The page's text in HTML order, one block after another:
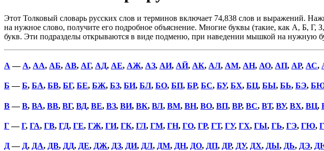
Этот Толковый словарь русских слов и терминов включает 74,838 слов и выражений.
на нужное слово, получите его подробное объяснение. Многие буквы (такие, как А, Б,
букв. Эти подразделы открываются в виде подменю, при наведении мышкой на нужную
А — А, АА, АБ, АВ, АГ, АД, АЕ, АЖ, АЗ, АИ, АЙ, АК, АЛ, АМ, АН, АО, АП, АР, АС,
Б —Б, БА, БВ, БГ, БЕ, БЖ, БЗ, БИ, БЛ, БО, БП, БР, БС, БУ, БХ, БЦ, БЫ, БЬ, БЭ,
В—В, ВА, ВВ, ВГ, ВД, ВЕ, ВЗ, ВИ, ВК, ВЛ, ВМ, ВН, ВО, ВП, ВР, ВС, ВТ, ВУ, ВХ, ВЦ,
Г—Г, ГА, ГВ, ГД, ГЕ, ГЖ, ГИ, ГК, ГЛ, ГМ, ГН, ГО, ГР, ГТ, ГУ, ГХ, ГЫ, ГЬ, ГЭ, ГЮ,
Д— Д, ДА, ДВ, ДД, ДЕ, ДЖ, ДЗ, ДИ, ДЛ, ДМ, ДН, ДО, ДП, ДР, ДУ, ДХ, ДЫ, ДЬ, ДЭ,